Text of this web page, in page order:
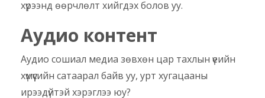
хүрээнд өөрчлөлт хийгдэх болов уу.
Аудио контент
Аудио сошиал медиа зөвхөн цар тахлын үеийн
хүмүүсийн сатаарал байв уу, урт хугацааны
ирээдүйтэй хэрэглээ юу?